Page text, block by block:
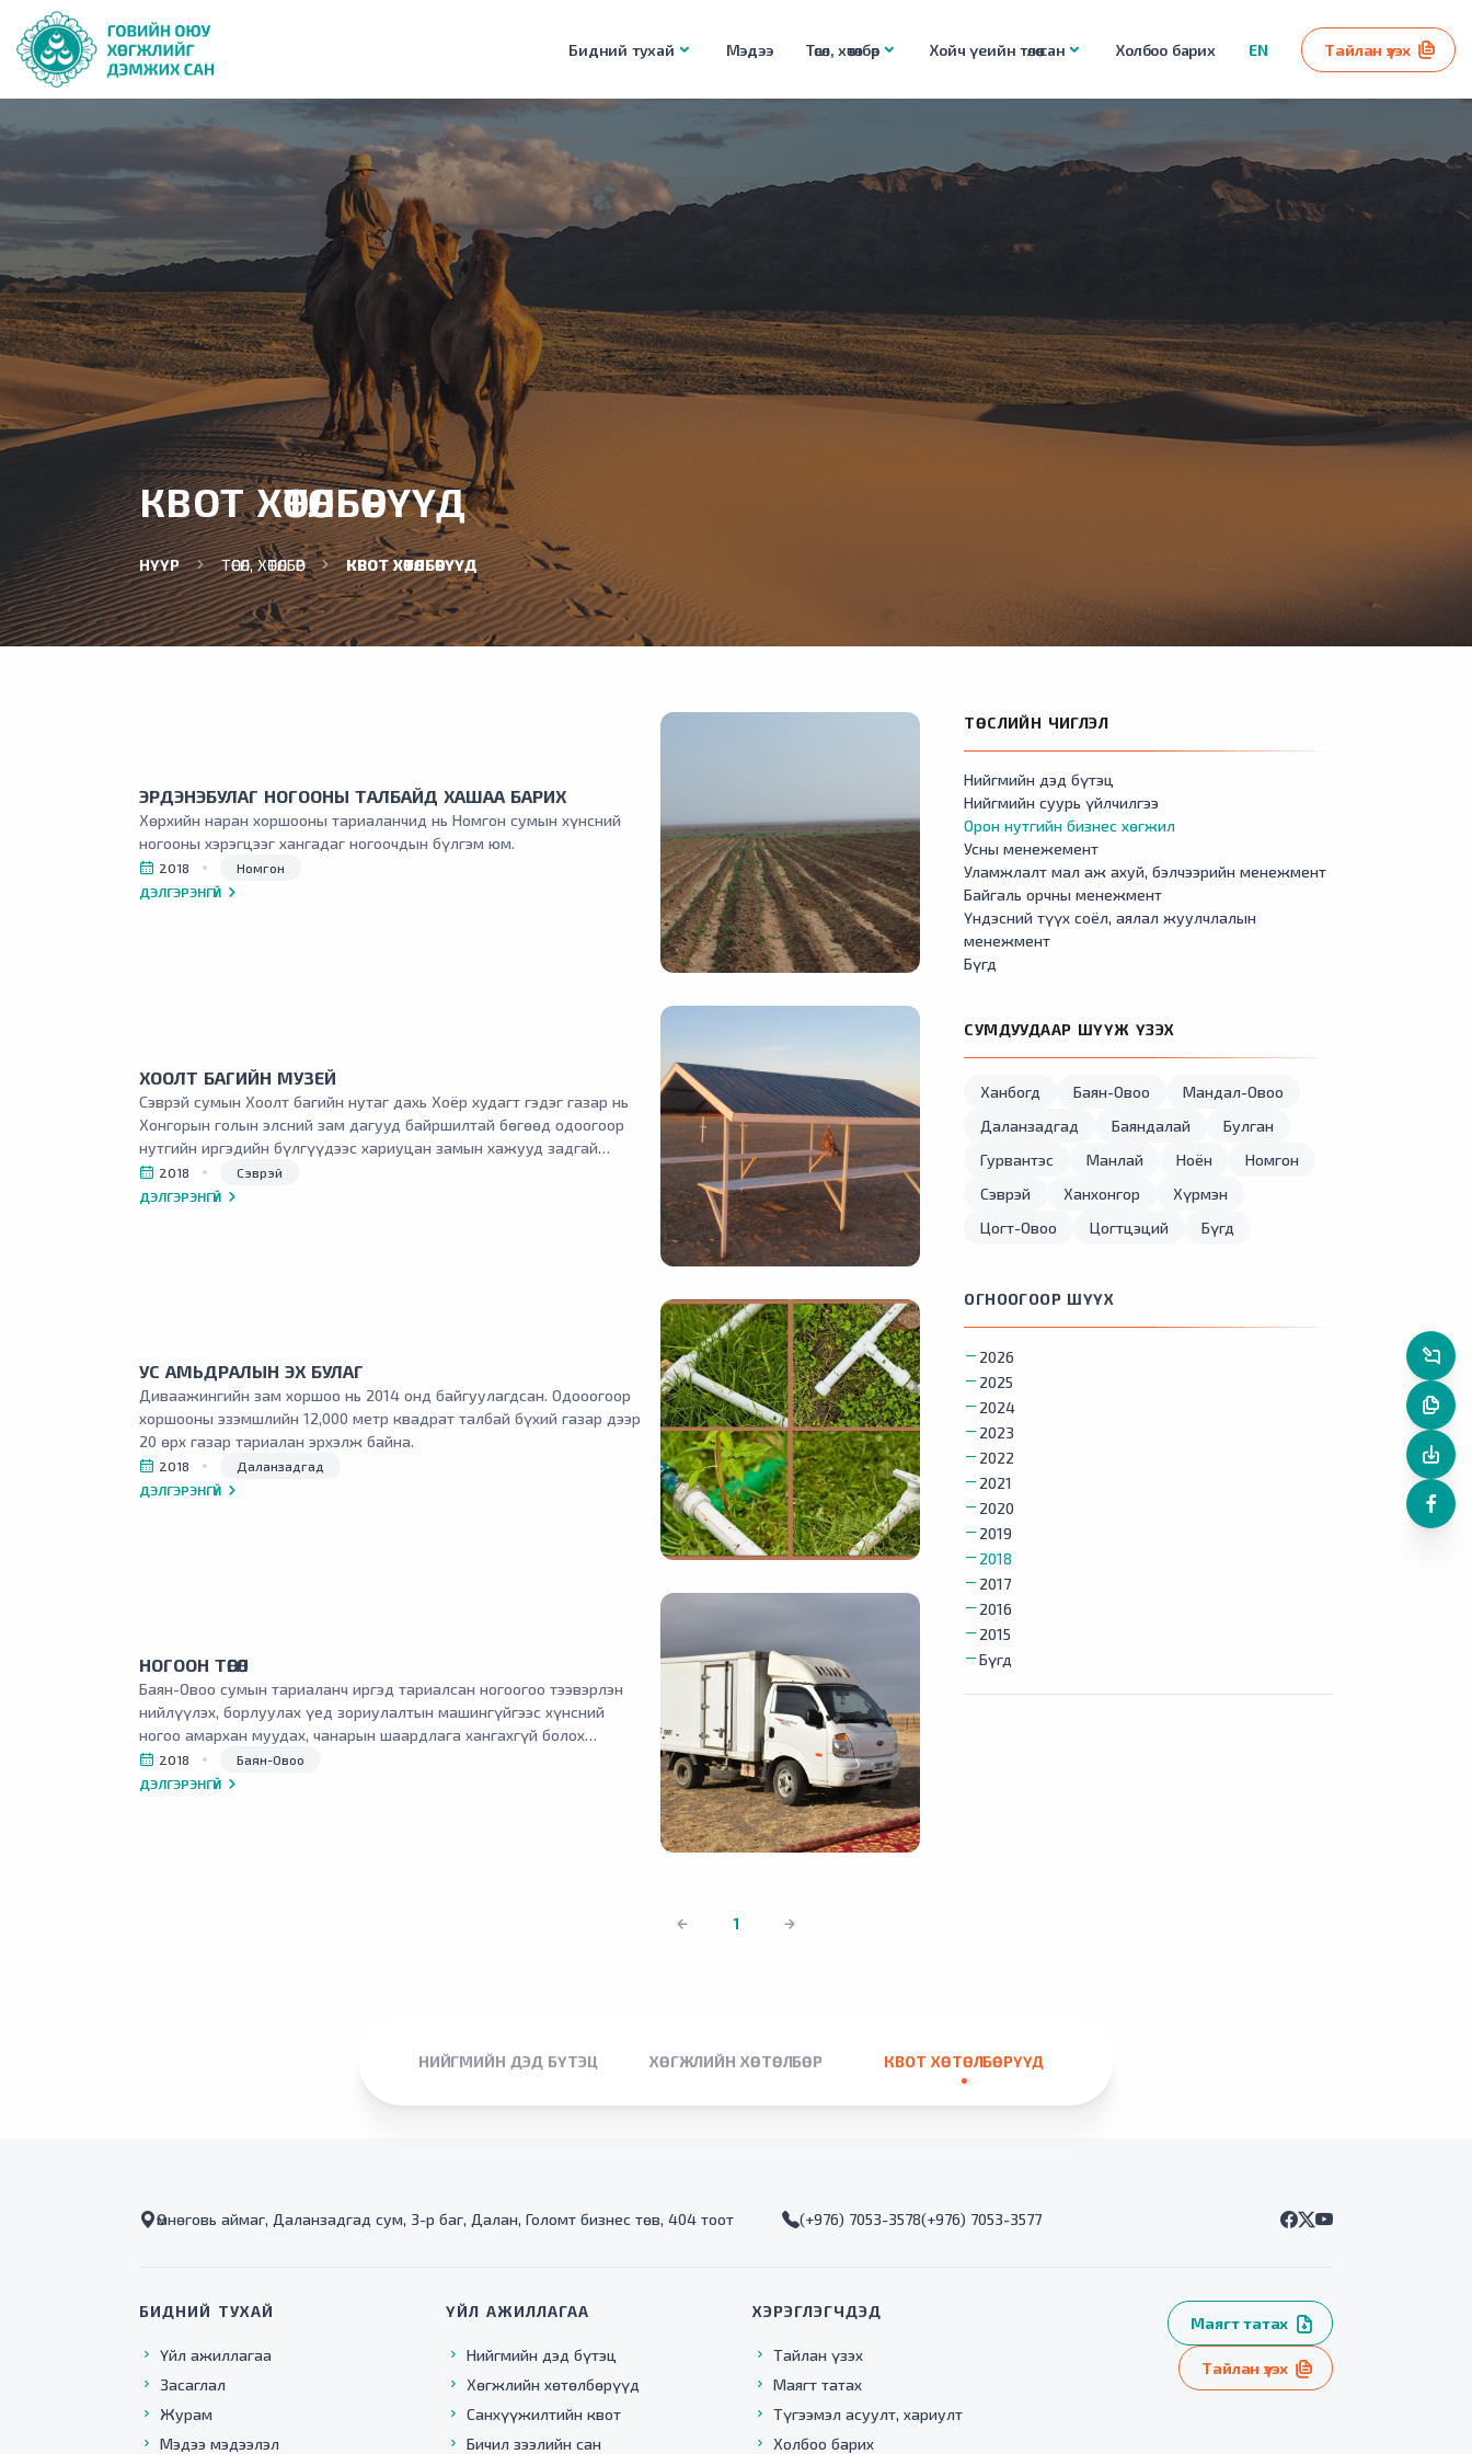
Бидний тухай Мэдээ Төсөл, хөтөлбөр Хойч үеийн төлөө сан Холбоо барих EN Тайлан үзэх
КВОТ ХӨТӨЛБӨРҮҮД
НҮҮР ТӨСӨЛ, ХӨТӨЛБӨР КВОТ ХӨТӨЛБӨРҮҮД
ЭРДЭНЭБУЛАГ НОГООНЫ ТАЛБАЙД ХАШАА БАРИХ
Хөрхийн наран хоршооны тариаланчид нь Номгон сумын хүнсний
ногооны хэрэгцээг хангадаг ногоочдын бүлгэм юм.
2018
Номгон
ДЭЛГЭРЭНГҮЙ
ХООЛТ БАГИЙН МУЗЕЙ
Сэврэй сумын Хоолт багийн нутаг дахь Хоёр худагт гэдэг газар нь
Хонгорын голын элсний зам дагууд байршилтай бөгөөд одоогоор
нутгийн иргэдийн бүлгүүдээс хариуцан замын хажууд задгай
модон ширээн дээр гар урлалын бүтээл, малын гаралтай
бүтээгдэхүүнээ жуулчдад сурталчлан зарж борлуулдаг бөгөөд
2018
Сэврэй
ДЭЛГЭРЭНГҮЙ
УС АМЬДРАЛЫН ЭХ БУЛАГ
Диваажингийн зам хоршоо нь 2014 онд байгуулагдсан. Одооогоор
хоршооны эзэмшлийн 12,000 метр квадрат талбай бүхий газар дээр
20 өрх газар тариалан эрхэлж байна.
2018
Даланзадгад
ДЭЛГЭРЭНГҮЙ
НОГООН ТӨГӨЛ
Баян-Овоо сумын тариаланч иргэд тариалсан ногоогоо тээвэрлэн
нийлүүлэх, борлуулах үед зориулалтын машингүйгээс хүнсний
ногоо амархан муудах, чанарын шаардлага хангахгүй болох
зэргээр алдагдал их хүлээдэг нь тариаланч иргэдийн хөдөлмөрийн
үнэлэмжийг бууруулж, эдийн засгийн хувьд хохирол учруулж
2018
Баян-Овоо
ДЭЛГЭРЭНГҮЙ
ТӨСЛИЙН ЧИГЛЭЛ
Нийгмийн дэд бүтэц
Нийгмийн суурь үйлчилгээ
Орон нутгийн бизнес хөгжил
Усны менежемент
Уламжлалт мал аж ахуй, бэлчээрийн менежмент
Байгаль орчны менежмент
Үндэсний түүх соёл, аялал жуулчлалын
менежмент
Бүгд
СУМДУУДААР ШҮҮЖ ҮЗЭХ
Ханбогд Баян-Овоо
Мандал-Овоо
Даланзадгад
Баяндалай
Булган
Гурвантэс
Манлай Ноён
Номгон
Сэврэй
Ханхонгор
Хүрмэн
Цогт-Овоо
Цогтцэций Бүгд
ОГНООГООР ШҮҮХ
2026
2025
2024
2023
2022
2021
2020
2019
2018
2017
2016
2015
Бүгд
1
НИЙГМИЙН ДЭД БҮТЭЦ ХӨГЖЛИЙН ХӨТӨЛБӨР КВОТ ХӨТӨЛБӨРҮҮД
Өмнөговь аймаг, Даланзадгад сум, 3-р баг, Далан, Голомт бизнес төв, 404 тоот (+976) 7053-3578(+976) 7053-3577
БИДНИЙ ТУХАЙ
Үйл ажиллагаа
Засаглал
Журам
Мэдээ мэдээлэл
ҮЙЛ АЖИЛЛАГАА
Нийгмийн дэд бүтэц
Хөгжлийн хөтөлбөрүүд
Санхүүжилтийн квот
Бичил зээлийн сан
ХЭРЭГЛЭГЧДЭД
Тайлан үзэх
Маягт татах
Түгээмэл асуулт, хариулт
Холбоо барих
Маягт татах
Тайлан үзэх